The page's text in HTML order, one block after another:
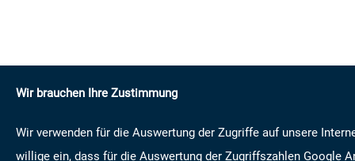
Wir brauchen Ihre Zustimmung
Wir verwenden für die Auswertung der Zugriffe auf unsere
willige ein, dass für die Auswertung der Zugriffszahlen Google